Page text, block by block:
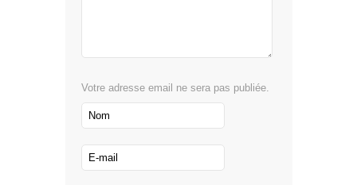
Votre adresse email ne sera pas publiée.